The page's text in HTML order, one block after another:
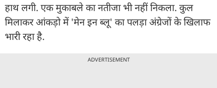
हाथ लगी. एक मुकाबले का नतीजा भी नहीं निकला. कुल
मिलाकर आंकड़ो में 'मेन इन ब्लू' का पलड़ा अंग्रेजों के खिलाफ
भारी रहा है.
ADVERTISEMENT